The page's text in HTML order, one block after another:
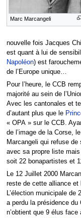
Marc Marcangeli
nouvelle fois Jacques
est quant à lui de
Napoléon) est
de l’Europe unique…
Pour l’heure, le CCB
majorité au sein de
Avec les cantonales et
d’autant plus que le
« OPA » sur le CCB.
de l’image de la Corse,
Marcangeli qui refuse
avec sa propre liste
soit 22 bonapartistes et
Le 12 Juillet 2000
reste de cette alliance
L’élection municipale de
a perdu la présidence du
n’obtient que 9 élus